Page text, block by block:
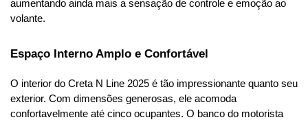
aumentando ainda mais a sensação de controle e emoção ao
volante.
Espaço Interno Amplo e Confortável
O interior do Creta N Line 2025 é tão impressionante quanto seu
exterior. Com dimensões generosas, ele acomoda
confortavelmente até cinco ocupantes. O banco do motorista